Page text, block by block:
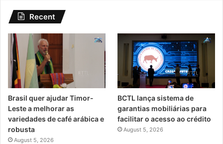
Recent
Brasil quer ajudar Timor-
Leste a melhorar as
variedades de café arábica e
robusta
August 5, 2026
BCTL lança sistema de
garantias mobiliárias para
facilitar o acesso ao crédito
August 5, 2026